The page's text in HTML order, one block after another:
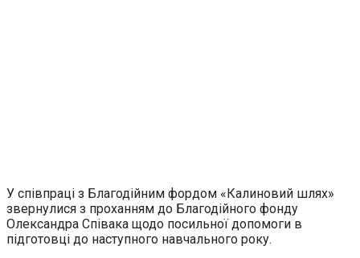
У співпраці з Благодійним фордом «Калиновий шлях»
звернулися з проханням до Благодійного фонду
Олександра Співака щодо посильної допомоги в
підготовці до наступного навчального року.